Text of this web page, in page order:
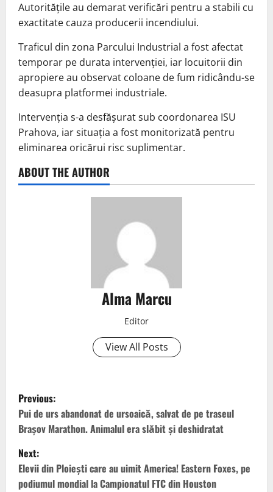
Autoritățile au demarat verificări pentru a stabili cu
exactitate cauza producerii incendiului.
Traficul din zona Parcului Industrial a fost afectat
temporar pe durata intervenției, iar locuitorii din
apropiere au observat coloane de fum ridicându-se
deasupra platformei industriale.
Intervenția s-a desfășurat sub coordonarea ISU
Prahova, iar situația a fost monitorizată pentru
eliminarea oricărui risc suplimentar.
ABOUT THE AUTHOR
Alma Marcu
Editor
View All Posts
Previous:
Pui de urs abandonat de ursoaică, salvat de pe traseul
Brașov Marathon. Animalul era slăbit și deshidratat
Next:
Elevii din Ploiești care au uimit America! Eastern Foxes, pe
podiumul mondial la Campionatul FTC din Houston